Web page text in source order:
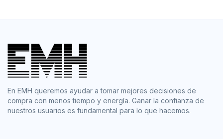
En EMH queremos ayudar a tomar mejores decisiones de
compra con menos tiempo y energía. Ganar la confianza de
nuestros usuarios es fundamental para lo que hacemos.